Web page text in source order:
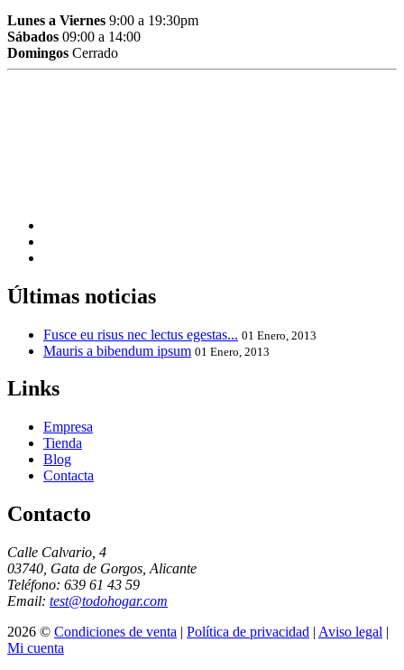
Lunes a Viernes 9:00 a 19:30pm
Sábados 09:00 a 14:00
Domingos Cerrado
Últimas noticias
Fusce eu risus nec lectus egestas... 01 Enero, 2013
Mauris a bibendum ipsum 01 Enero, 2013
Links
Empresa
Tienda
Blog
Contacta
Contacto
Calle Calvario, 4
03740, Gata de Gorgos, Alicante
Teléfono: 639 61 43 59
Email: test@todohogar.com
2026 © Condiciones de venta | Política de privacidad | Aviso legal |
Mi cuenta